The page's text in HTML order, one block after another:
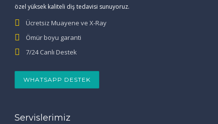
özel yüksek kaliteli diş tedavisi sunuyoruz.
Ücretsiz Muayene ve X-Ray
Ömür boyu garanti
7/24 Canlı Destek
WHATSAPP DESTEK
Servislerimiz